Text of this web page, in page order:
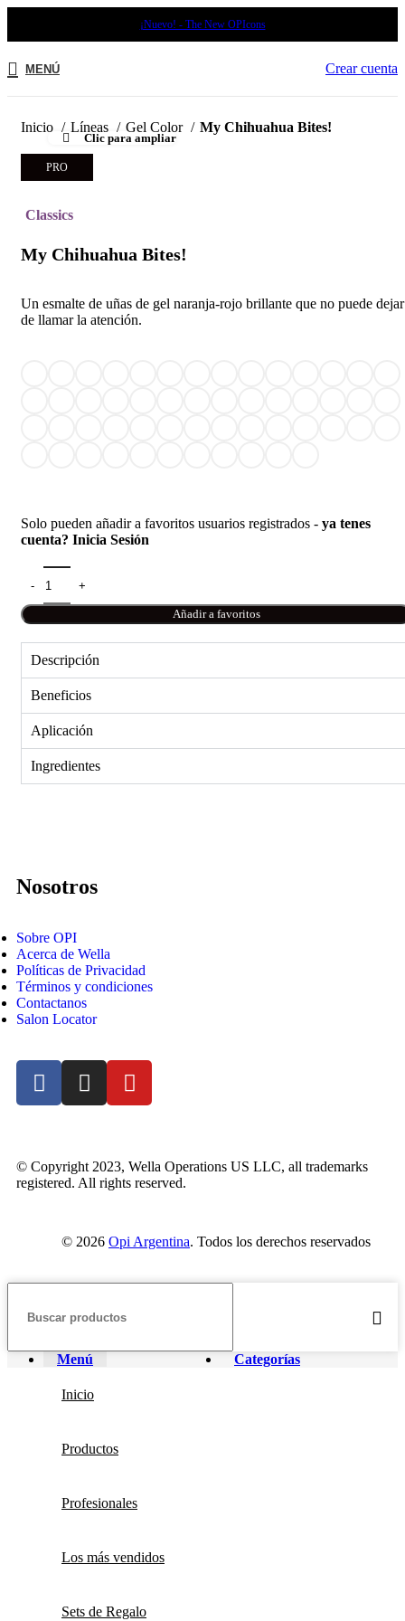
¡Nuevo! - The New OPIcons
MENÚ Crear cuenta
Inicio Líneas Gel Color My Chihuahua Bites!
Clic para ampliar
PRO
Classics
My Chihuahua Bites!
Un esmalte de uñas de gel naranja-rojo brillante que no puede dejar
de llamar la atención.
Solo pueden añadir a favoritos usuarios registrados - ya tenes
cuenta? Inicia Sesión
Añadir a favoritos
Descripción
Beneficios
Aplicación
Ingredientes
Nosotros
Sobre OPI
Acerca de Wella
Políticas de Privacidad
Términos y condiciones
Contactanos
Salon Locator
© Copyright 2023, Wella Operations US LLC, all trademarks
registered. All rights reserved.
© 2026 Opi Argentina. Todos los derechos reservados
Menú Categorías
Inicio
Productos
Profesionales
Los más vendidos
Sets de Regalo